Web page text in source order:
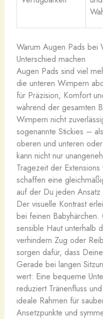
Warum Augen Pads bei
Unterschied machen
Augen Pads sind viel
die unteren Wimpern
für Präzision, Komfort
während der gesamten
Wimpern nicht
sogenannte Stickies –
oberen und unteren
kann nicht nur
Tragezeit der
schaffen eine
auf der Du jeden Ansatz
Der visuelle Kontrast
bei feinen
sensible Haut unterhalb
verhindern Zug oder
sorgen dafür, dass
Gerade bei langen
wert: Eine bequeme
reduziert Tränenfluss
ideale Rahmen für
Ansetzpunkte und